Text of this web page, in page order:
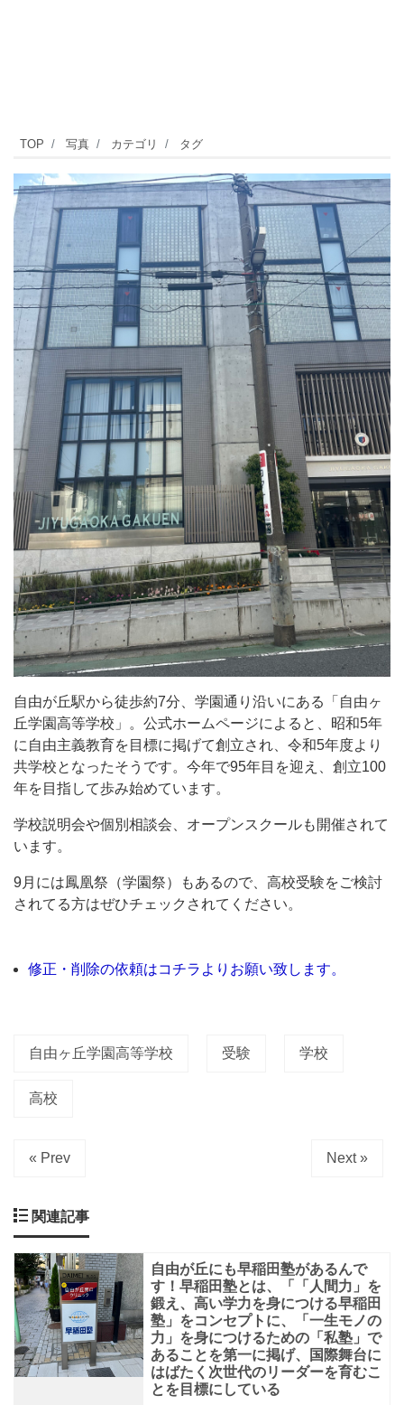
自
由
が
丘
駅
か
ら
徒
歩
約
7
分、
学
園
通
り
沿
い
に
あ
「自
由
ヶ
丘
学
園
高
等
校」。
公
ー
ム
に
よ
る
と、
昭
和
5
TOP 写真 カテゴリ タグ
自由が丘駅から徒歩約7分、学園通り沿いにある「自由ヶ
丘学園高等学校」。公式ホームページによると、昭和5年
に自由主義教育を目標に掲げて創立され、令和5年度より
共学校となったそうです。今年で95年目を迎え、創立100
年を目指して歩み始めています。
学校説明会や個別相談会、オープンスクールも開催されて
います。
9月には鳳凰祭（学園祭）もあるので、高校受験をご検討
されてる方はぜひチェックされてください。
修正・削除の依頼はコチラよりお願い致します。
自由ヶ丘学園高等学校 受験 学校
高校
« Prev Next »
関連記事
自由が丘にも早稲田塾があるんで
す！早稲田塾とは、「「人間力」を
鍛え、高い学力を身につける早稲田
塾」をコンセプトに、「一生モノの
力」を身につけるための「私塾」で
あることを第一に掲げ、国際舞台に
はばたく次世代のリーダーを育むこ
とを目標にしている